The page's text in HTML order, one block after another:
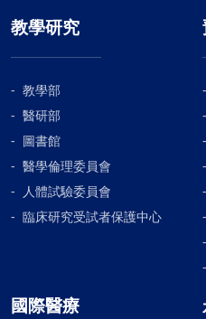
物,包括PI3Ki，AKTi mTORi
乳癌治療而言，就如同英國
下的生命有優良的生活品質
藥，讓患者受惠之外，也建
通及討論，選擇適合自己的
教學研究
教學部
醫研部
圖書館
醫學倫理委員會
人體試驗委員會
臨床研究受試者保護中心
國際醫療